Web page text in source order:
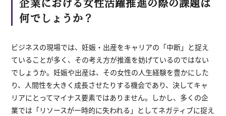
何でしょうか？
ビジネスの現場では、妊娠・出産をキャリアの「中断」と捉え
ていることが多く、その考え方が推進を妨げているのではない
でしょうか。妊娠や出産は、その女性の人生経験を豊かにした
り、人間性を大きく成長させたりする機会であり、決してキャ
リアにとってマイナス要素ではありません。しかし、多くの企
業では「リソースが一時的に失われる」としてネガティブに捉え